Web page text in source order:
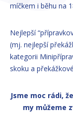
míčkem i běhu na
Nejlepší
(mj. nejlepší
kategorii
skoku a
Jsme moc rádi,
my můžeme